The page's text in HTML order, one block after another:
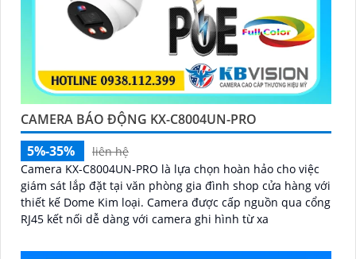
CAMERA BÁO ĐỘNG KX-C8004UN-PRO
5%-35%
liên hệ
Camera KX-C8004UN-PRO là lựa chọn hoàn hảo cho việc
giám sát lắp đặt tại văn phòng gia đình shop cửa hàng với
thiết kế Dome Kim loại. Camera được cấp nguồn qua cổng
RJ45 kết nối dễ dàng với camera ghi hình từ xa